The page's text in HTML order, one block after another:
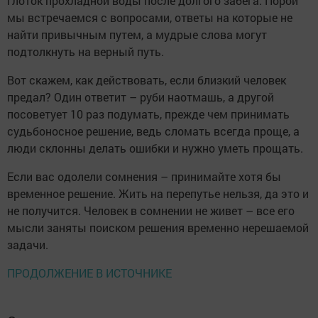
мы встречаемся с вопросами, ответы на которые не
найти привычным путем, а мудрые слова могут
подтолкнуть на верный путь.
Вот скажем, как действовать, если близкий человек
предал? Один ответит – руби наотмашь, а другой
посоветует 10 раз подумать, прежде чем принимать
судьбоносное решение, ведь сломать всегда проще, а
люди склонны делать ошибки и нужно уметь прощать.
Если вас одолели сомнения – принимайте хотя бы
временное решение. Жить на перепутье нельзя, да это и
не получится. Человек в сомнении не живет – все его
мысли заняты поиском решения временно нерешаемой
задачи.
ПРОДОЛЖЕНИЕ В ИСТОЧНИКЕ